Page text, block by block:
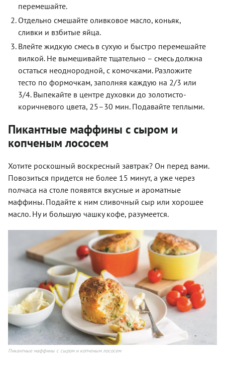
перемешайте.
Отдельно смешайте оливковое масло, коньяк,
сливки и взбитые яйца.
Влейте жидкую смесь в сухую и быстро перемешайте
вилкой. Не вымешивайте тщательно – смесь должна
остаться неоднородной, с комочками. Разложите
тесто по формочкам, заполняя каждую на 2/3 или
3/4. Выпекайте в центре духовки до золотисто-
коричневого цвета, 25–30 мин. Подавайте теплыми.
Пикантные маффины с сыром и
копченым лососем
Хотите роскошный воскресный завтрак? Он перед вами.
Повозиться придется не более 15 минут, а уже через
полчаса на столе появятся вкусные и ароматные
маффины. Подайте к ним сливочный сыр или хорошее
масло. Ну и большую чашку кофе, разумеется.
Пикантные маффины с сыром и копченым лососем